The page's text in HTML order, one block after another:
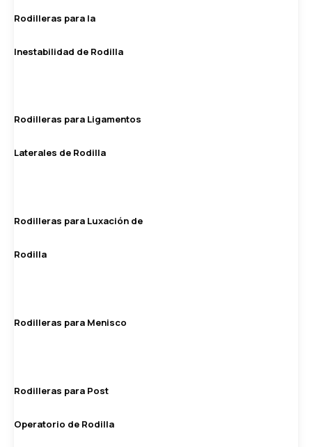
Rodilleras para la
Inestabilidad de Rodilla
Rodilleras para Ligamentos
Laterales de Rodilla
Rodilleras para Luxación de
Rodilla
Rodilleras para Menisco
Rodilleras para Post
Operatorio de Rodilla